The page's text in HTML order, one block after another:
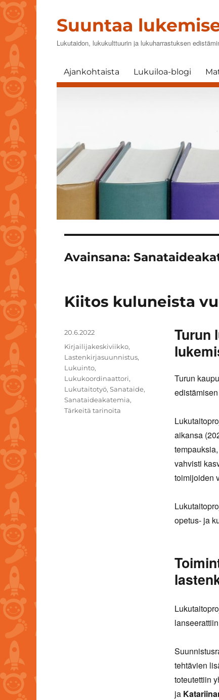
Suuntaa
Lukutaidon, lukukulttuurin ja lukuharrastuksen
Ajankohtaista Lukuiloa-blogi
Avainsana:
Kiitos kuluneista
Turun
Turun
aikansa
vahvisti
toimijoiden
opetus- ja
tehtävien
toteutettiin
ja
Julkaistu
20.6.2022
Avainsanat
Kirjailijakeskiviikko,
Lastenkirjasuunnistus,
Lukuinto,
Lukukoordinaattori,
Lukutaitotyö, Sanataide,
Sanataideakatemia,
Tärkeitä tarinoita